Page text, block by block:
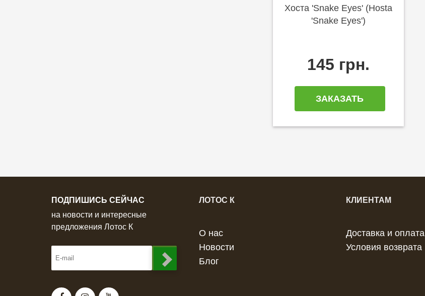
Хоста 'Snake Eyes' (Hosta
'Snake Eyes')
145 грн.
ЗАКАЗАТЬ
ПОДПИШИСЬ СЕЙЧАС
на новости и интересные
предложения Лотос К
ЛОТОС К
О нас
Новости
Блог
КЛИЕНТАМ
Доставка и оплата
Условия возврата